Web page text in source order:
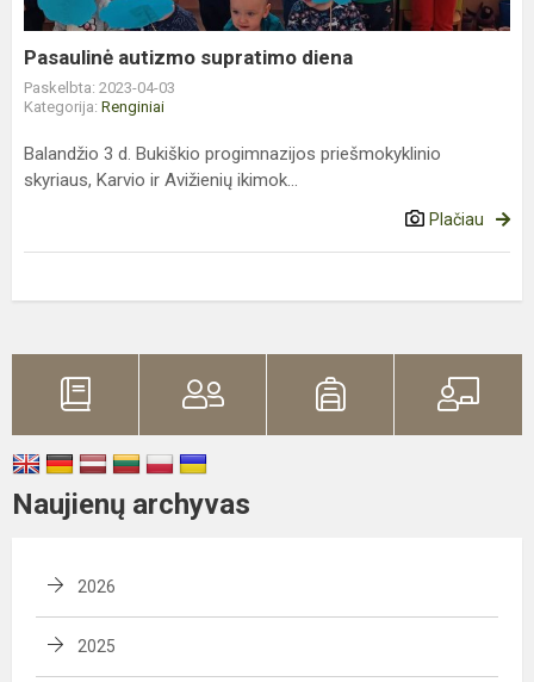
Pasaulinė autizmo supratimo diena
Paskelbta: 2023-04-03
Kategorija: Renginiai
Balandžio 3 d. Bukiškio progimnazijos priešmokyklinio
skyriaus, Karvio ir Avižienių ikimok...
Plačiau
Naujienų archyvas
2026
2025